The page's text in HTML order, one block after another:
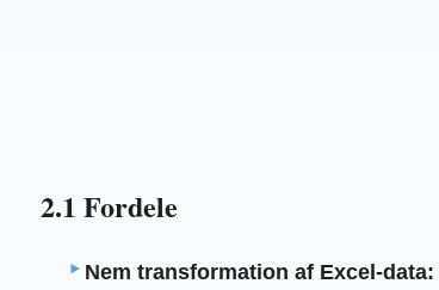
2.1 Fordele
Nem transformation af Excel-data: